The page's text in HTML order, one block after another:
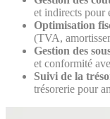
et indirects pour
Optimisation
(TVA,
Gestion des
et conformité
Suivi de la
trésorerie pour